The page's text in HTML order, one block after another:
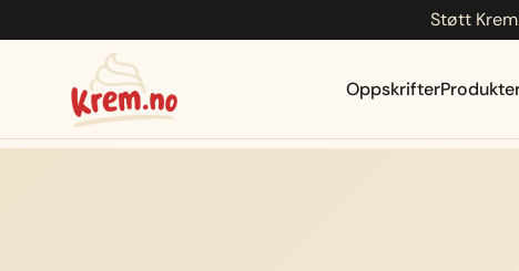
Støtt
Oppskrifter